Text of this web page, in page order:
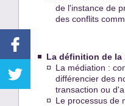
de l'instance de
des conflits
La définition de la
La médiation :
différencier des
transaction ou
Le processus de